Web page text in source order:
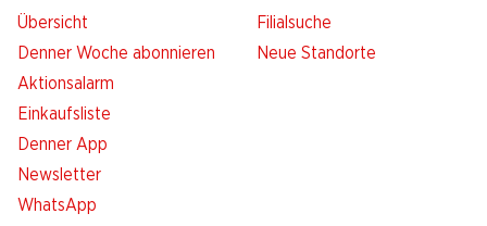
Übersicht
Denner Woche abonnieren
Aktionsalarm
Einkaufsliste
Denner App
Newsletter
WhatsApp
Filialsuche
Neue Standorte